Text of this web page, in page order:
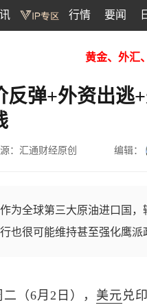
行情 要闻
黄金、外汇
反弹+外资出逃
：汇通财经原创 编辑：
为全球第三大原油进口国
也很可能维持甚至强化鹰
二（6月2日）， 美元兑